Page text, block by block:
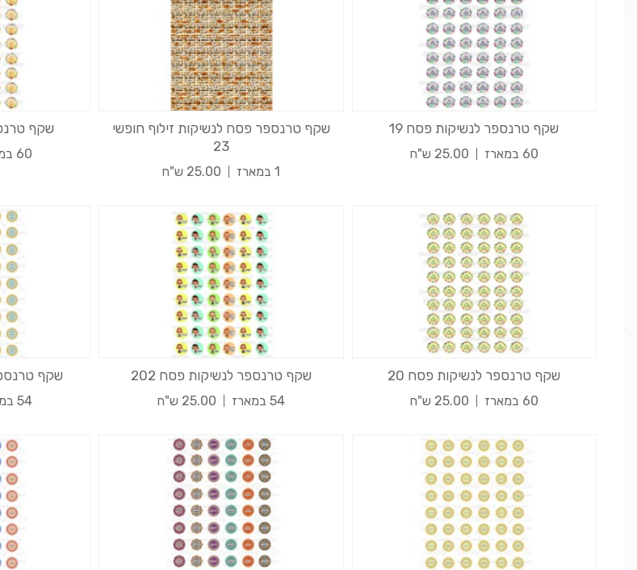
שקף טרנספר לנשיקות פסח 19
60 במארז 25.00 ש"ח
שקף טרנספר פסח לנשיקות זילוף חופשי
23
1 במארז 25.00 ש"ח
שקף
60 במארז
שקף טרנספר לנשיקות פסח 20
60 במארז 25.00 ש"ח
שקף טרנספר לנשיקות פסח 202
54 במארז 25.00 ש"ח
שקף טרנספר
54 במארז